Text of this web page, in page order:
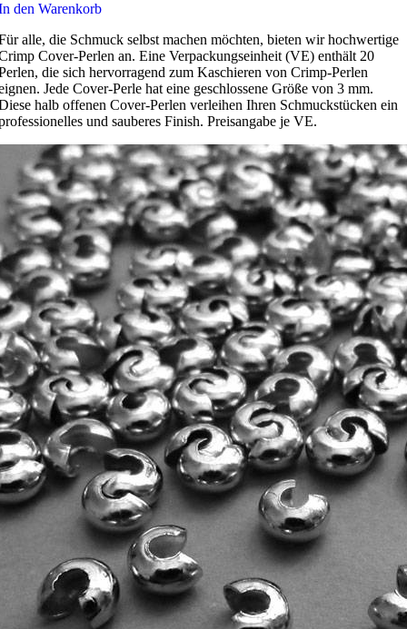
den Warenkorb
alle, die Schmuck selbst machen möchten, bieten wir hochwertige
Cover-Perlen an. Eine Verpackungseinheit (VE) enthält 20
die sich hervorragend zum Kaschieren von Crimp-Perlen
Jede Cover-Perle hat eine geschlossene Größe von 3 mm.
halb offenen Cover-Perlen verleihen Ihren Schmuckstücken ein
und sauberes Finish. Preisangabe je VE.